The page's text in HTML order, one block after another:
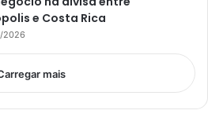
e Costa Rica
2026
mais